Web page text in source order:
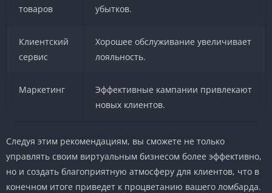
товаров
убытков.
Клиентский
сервис
Хорошее обслуживание увеличивает
лояльность.
Маркетинг
Эффективные кампании привлекают
новых клиентов.
Следуя этим рекомендациям, вы сможете не только
управлять своим виртуальным бизнесом более эффективно,
но и создать благоприятную атмосферу для клиентов, что в
конечном итоге приведет к процветанию вашего ломбарда.